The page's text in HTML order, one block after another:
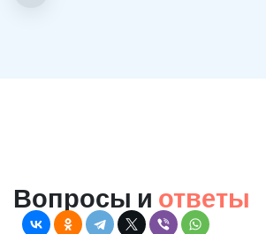
Вопросы и ответы